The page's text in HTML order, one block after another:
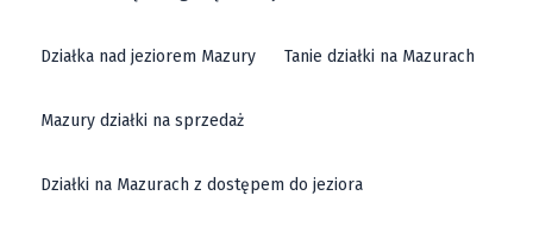
Działka nad jeziorem Mazury Tanie działki na Mazurach
Mazury działki na sprzedaż
Działki na Mazurach z dostępem do jeziora